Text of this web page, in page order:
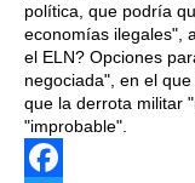
política, que podría
economías ilegales",
el ELN? Opciones
negociada", en el
que la derrota militar
"improbable".